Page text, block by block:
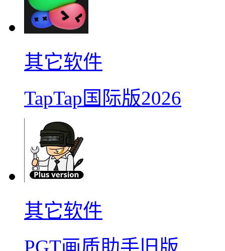
其它软件
TapTap国际版2026
其它软件